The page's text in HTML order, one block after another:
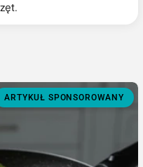
ARTYKUŁ SPONSOROWANY